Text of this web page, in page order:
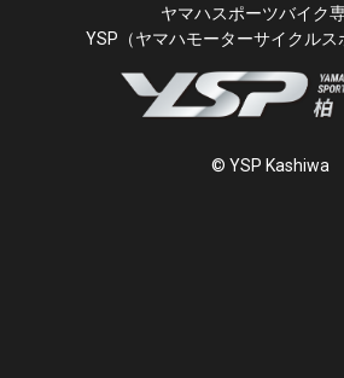
ヤマハスポーツバイク
YSP（ヤマハモーターサイクルス
© YSP Kashiwa